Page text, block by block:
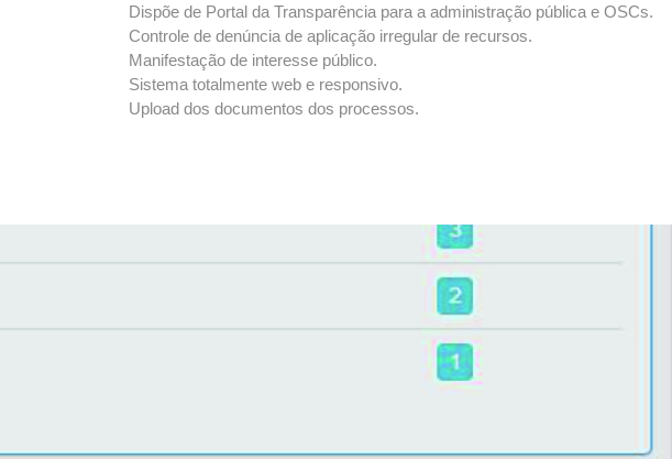
Dispõe de Portal da Transparência para a administração pública e OSCs.
Controle de denúncia de aplicação irregular de recursos.
Manifestação de interesse público.
Sistema totalmente web e responsivo.
Upload dos documentos dos processos.